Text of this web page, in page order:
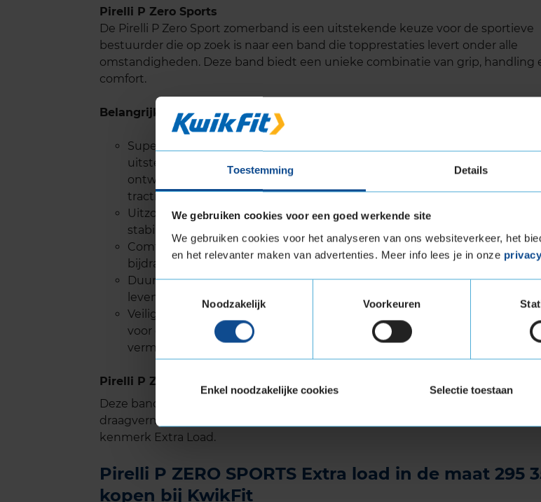
Toestemming Details
We gebruiken cookies voor een goed werkende site
We gebruiken cookies voor het analyseren van ons websiteverkeer, het
en het relevanter maken van advertenties. Meer info lees je in onze
Noodzakelijk
Voorkeuren
Enkel noodzakelijke cookies Selectie toestaan
Pirelli P Zero Sports
De Pirelli P Zero Sport zomerband is een uitstekende keuze voor de sportieve
bestuurder die op zoek is naar een band die topprestaties levert onder alle
omstandigheden. Deze band biedt een unieke combinatie van grip, handling
comfort.
Belangrijke eigenschappen
Superieure Grip: Een geavanceerde loopvlaksamenstelling zorgt voor een
uitstekende grip op zowel droge als natte wegen. Het unieke
ontwerp zorgt voor maximale contact met de weg, wat resulteert in
tractie en controle, vooral in bochten en bij hoge snelheden.
Uitzonderlijke Handling: Het innovatieve schouderontwerp biedt
stabiliteit en responsiviteit, wat zorgt voor optimale handling en
Comfort: De geavanceerde constructie vermindert weg- en
bijdraagt aan een soepele en stille rit.
Duurzaamheid: Een geoptimaliseerd loopvlakpatroon zorgt voor een
levensduur.
Veiligheid in Natte Omstandigheden: Deze band heeft brede groeven wat
voor een efficiënte waterafvoer, waardoor het risico op aquaplaning wordt
verminderd en optimale tractie op natte oppervlakken wordt behouden.
Pirelli P ZERO SPORTS met Extra Load (verstevigde band)
Deze band is ook geschikt voor voertuigen die banden met een hoger
draagvermogen nodig hebben. Verstevigde banden zijn te herkennen aan het
kenmerk Extra Load.
Pirelli P ZERO SPORTS Extra load in de maat 295
kopen bij KwikFit